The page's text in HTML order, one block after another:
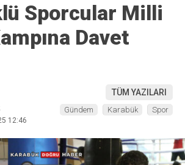
Sporcular Milli
Davet
TÜM YAZILARI
12:46
Gündem Karabük Spor